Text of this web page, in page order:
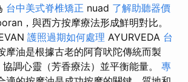
台中美式脊椎矯正 nuad 了解助聽器價
，與西方按摩療法形成鮮明對比。
護照過期如何處理 AYURVEDA 台
摩油是根據古老的阿育吠陀傳統而製
調心靈（芳香療法）並平衡能量。 專